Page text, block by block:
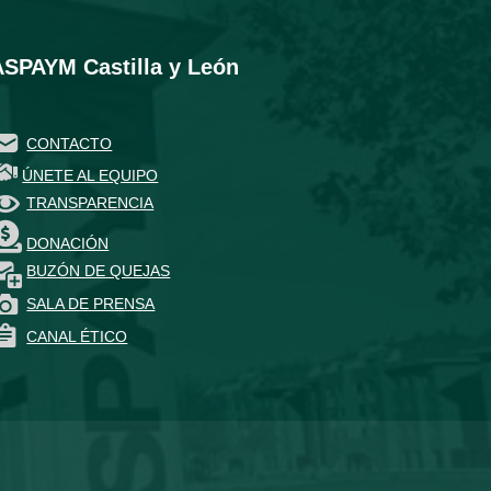
Castilla y León
CONTACTO
ÚNETE AL EQUIPO
TRANSPARENCIA
DONACIÓN
BUZÓN DE QUEJAS
SALA DE PRENSA
CANAL ÉTICO